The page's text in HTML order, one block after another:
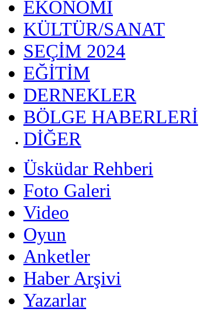
EKONOMİ
KÜLTÜR/SANAT
SEÇİM 2024
EĞİTİM
DERNEKLER
BÖLGE HABERLERİ
DİĞER
Üsküdar Rehberi
Foto Galeri
Video
Oyun
Anketler
Haber Arşivi
Yazarlar